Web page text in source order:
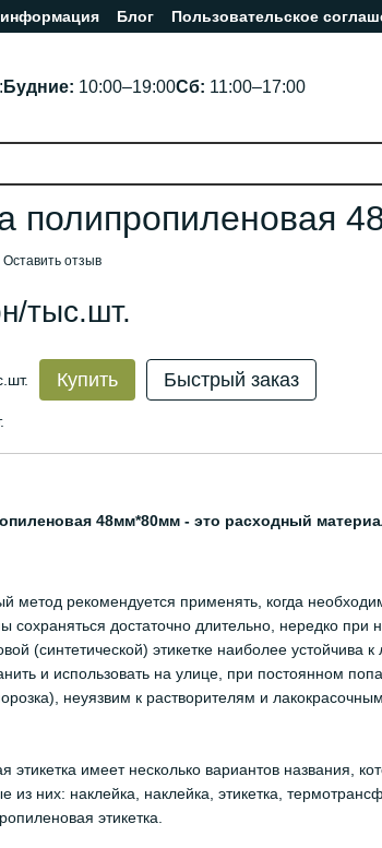
информация Блог
Пользовательское
Будние: 10:00–19:00Сб: 11:00–17:00
полипропиленовая
Оставить отзыв
тыс.шт.
Купить Быстрый заказ
48мм*80мм - это расходный
метод рекомендуется применять, когда
сохраняться достаточно длительно, нередко
(синтетической) этикетке наиболее устойчива
и использовать на улице, при постоянном
неуязвим к растворителям и
этикетка имеет несколько вариантов названия,
них: наклейка, наклейка, этикетка,
этикетка.